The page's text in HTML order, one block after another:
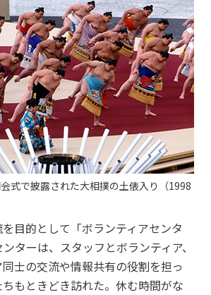
式で披露された大相撲の土俵入り（1998
目的として「ボランティアセンタ
ターは、スタッフとボランティア、
士の交流や情報共有の役割を担っ
もときどき訪れた。休む時間がな